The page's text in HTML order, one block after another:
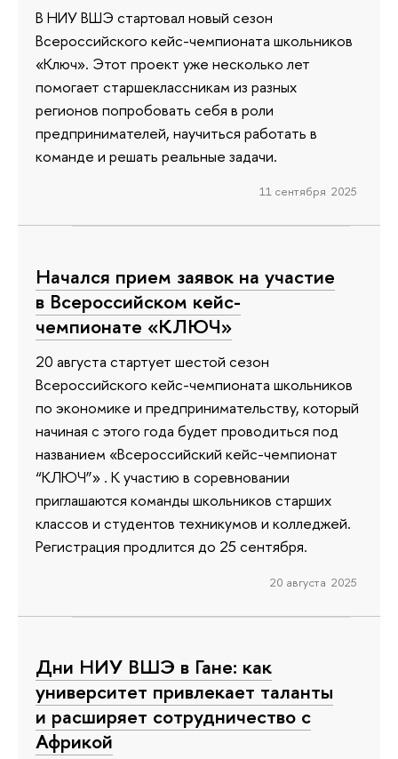
В НИУ ВШЭ стартовал новый сезон
Всероссийского кейс-чемпионата школьников
«Ключ». Этот проект уже несколько лет
помогает старшеклассникам из разных
регионов попробовать себя в роли
предпринимателей, научиться работать в
команде и решать реальные задачи.
11 сентября 2025
Начался прием заявок на участие
в Всероссийском кейс-
чемпионате «КЛЮЧ»
20 августа стартует шестой сезон
Всероссийского кейс-чемпионата школьников
по экономике и предпринимательству, который
начиная с этого года будет проводиться под
названием «Всероссийский кейс-чемпионат
“КЛЮЧ”» . К участию в соревновании
приглашаются команды школьников старших
классов и студентов техникумов и колледжей.
Регистрация продлится до 25 сентября.
20 августа 2025
Дни НИУ ВШЭ в Гане: как
университет привлекает таланты
и расширяет сотрудничество с
Африкой